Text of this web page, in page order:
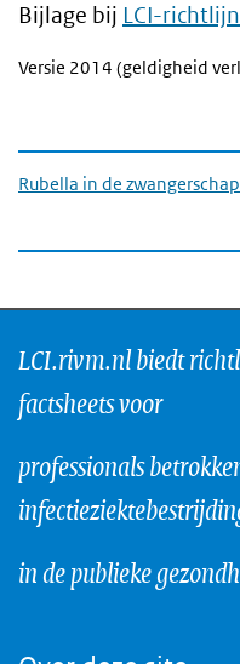
Bijlage bij LCI-
Versie 2014 (geldigheid
Rubella in de
LCI.rivm.nl biedt
factsheets voor
professionals
in de publieke